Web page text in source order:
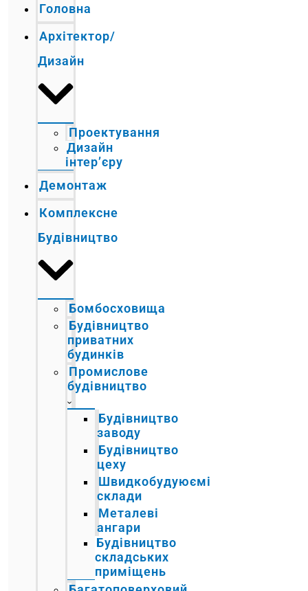
Головна
Архітектор/
Дизайн
Проектування
Дизайн
інтер’єру
Демонтаж
Комплексне
Будівництво
Бомбосховища
Будівництво
приватних
будинків
Промислове
будівництво
Будівництво
заводу
Будівництво
цеху
Швидкобудуюємі
склади
Металеві
ангари
Будівництво
складських
приміщень